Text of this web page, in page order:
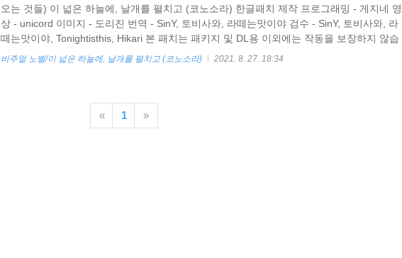
오는 것들) 이 넓은 하늘에, 날개를 펼치고 (코노소라) 한글패치 제작 프로그래밍 - 게지네 영
상 - unicord 이미지 - 도리진 번역 - SinY, 토비사와, 라떼는맛이야 검수 - SinY, 토비사와, 라
떼는맛이야, Tonightisthis, Hikari 본 패치는 패키지 및 DL용 이외에는 작동을 보장하지 않습
니다. 공식 1.02 업데이트가 패치 안에 내장되어있습니다. SWEET LOVE 어펜드 패치가 설치
비주얼 노벨/이 넓은 하늘에, 날개를 펼치고 (코노소라) 2021. 8. 27. 18:34
« 1 »